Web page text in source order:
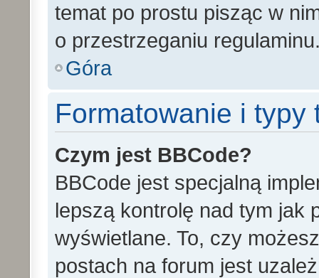
temat po prostu pisząc w
o przestrzeganiu
Góra
Formatowanie i typy
Czym jest BBCode?
BBCode jest specjalną
lepszą kontrolę nad tym jak
wyświetlane. To, czy
postach na forum jest